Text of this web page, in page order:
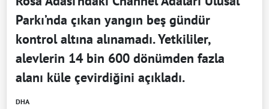
Parkı’nda çıkan yangın beş gündür
kontrol altına alınamadı. Yetkililer,
alevlerin 14 bin 600 dönümden fazla
alanı küle çevirdiğini açıkladı.
DHA